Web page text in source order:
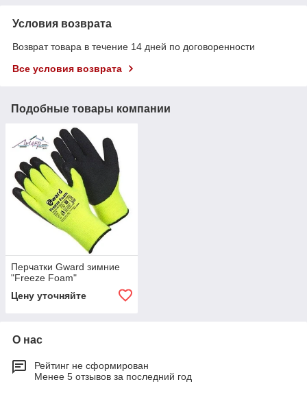
Условия возврата
Возврат товара в течение 14 дней по договоренности
Все условия возврата
Подобные товары компании
Перчатки Gward зимние
"Freeze Foam"
Цену уточняйте
О нас
Рейтинг не сформирован
Менее 5 отзывов за последний год